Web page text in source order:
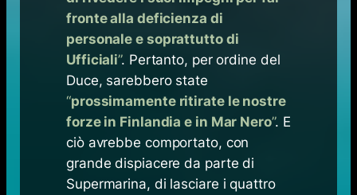
fronte alla deficienza di
personale e soprattutto di
Ufficiali”. Pertanto, per ordine del
Duce, sarebbero state
“prossimamente ritirate le nostre
forze in Finlandia e in Mar Nero”. E
ciò avrebbe comportato, con
grande dispiacere da parte di
Supermarina, di lasciare i quattro